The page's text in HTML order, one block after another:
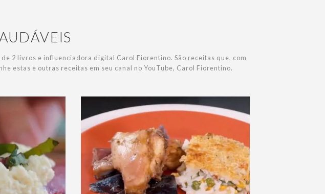
2 livros e influenciadora digital Carol Fiorentino. São receitas que, com
estas e outras receitas em seu canal no YouTube, Carol Fiorentino.